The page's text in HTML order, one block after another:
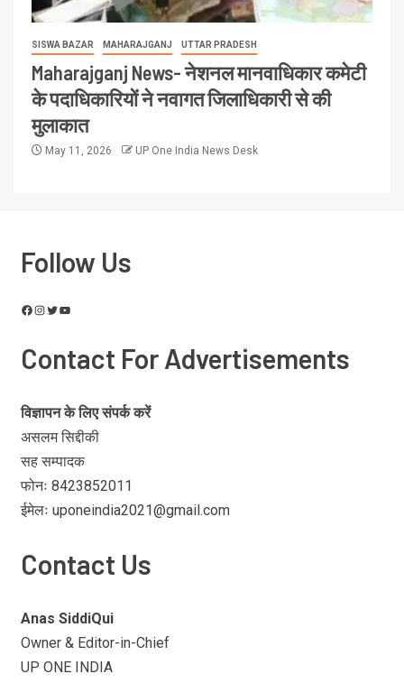
SISWA BAZAR MAHARAJGANJ UTTAR PRADESH
Maharajganj News- नेशनल मानवाधिकार कमेटी
के पदाधिकारियों ने नवागत जिलाधिकारी से की
मुलाकात
May 11, 2026 UP One India News Desk
Follow Us
Contact For Advertisements
विज्ञापन के लिए संपर्क करें
असलम सिद्दीकी
सह सम्पादक
फोनः 8423852011
ईमेलः uponeindia2021@gmail.com
Contact Us
Anas SiddiQui
Owner & Editor-in-Chief
UP ONE INDIA